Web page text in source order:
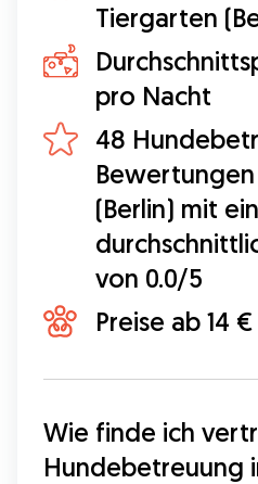
Tiergarten
pro Nacht
48
(Berlin) mit
von 0.0/5
Preise ab 14
Wie finde ich
Hundebetreuung